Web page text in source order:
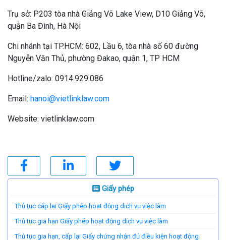
Trụ sở: P203 tòa nhà Giảng Võ Lake View, D10 Giảng Võ,
quận Ba Đình, Hà Nội
Chi nhánh tại TP.HCM: 602, Lầu 6, tòa nhà số 60 đường
Nguyễn Văn Thủ, phường Đakao, quận 1, TP HCM
Hotline/zalo: 0914.929.086
Email: hanoi@vietlinklaw.com
Website: vietlinklaw.com
Giấy phép
Thủ tục cấp lại Giấy phép hoạt động dịch vụ việc làm
Thủ tục gia hạn Giấy phép hoạt động dịch vụ việc làm
Thủ tục gia hạn, cấp lại Giấy chứng nhận đủ điều kiện hoạt động